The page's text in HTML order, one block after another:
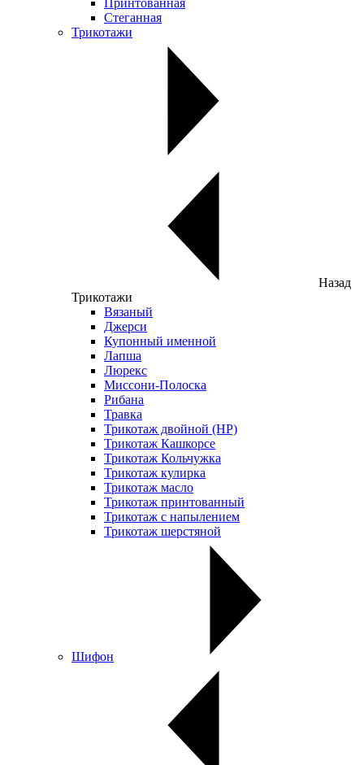
Принтованная
Стеганная
Трикотажи
Назад
Трикотажи
Вязаный
Джерси
Купонный именной
Лапша
Люрекс
Миссони-Полоска
Рибана
Травка
Трикотаж двойной (НР)
Трикотаж Кашкорсе
Трикотаж Кольчужка
Трикотаж кулирка
Трикотаж масло
Трикотаж принтованный
Трикотаж с напылением
Трикотаж шерстяной
Шифон